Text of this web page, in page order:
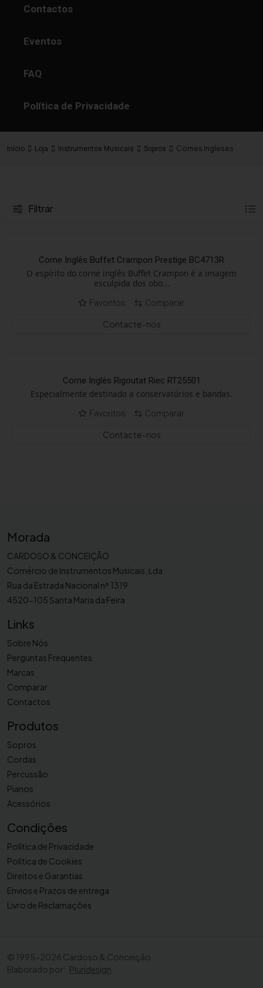
Contactos
Eventos
FAQ
Política de Privacidade
Início Loja Instrumentos Musicais Sopros Cornes Ingleses
Filtrar
Corne Inglês Buffet Crampon Prestige BC4713R
O espírito do corne inglês Buffet Crampon é a imagem
esculpida dos obo...
Favoritos
Comparar
Contacte-nos
Corne Inglês Rigoutat Riec RT25501
Especialmente destinado a conservatórios e bandas.
Favoritos
Comparar
Contacte-nos
Morada
CARDOSO & CONCEIÇÃO
Comércio de Instrumentos Musicais, Lda
Rua da Estrada Nacional nº 1319
4520-105 Santa Maria da Feira
Links
Sobre Nós
Perguntas Frequentes
Marcas
Comparar
Contactos
Produtos
Sopros
Cordas
Percussão
Pianos
Acessórios
Condições
Política de Privacidade
Política de Cookies
Direitos e Garantias
Envios e Prazos de entrega
Livro de Reclamações
© 1995-2026 Cardoso & Conceição
Elaborado por: Pluridesign